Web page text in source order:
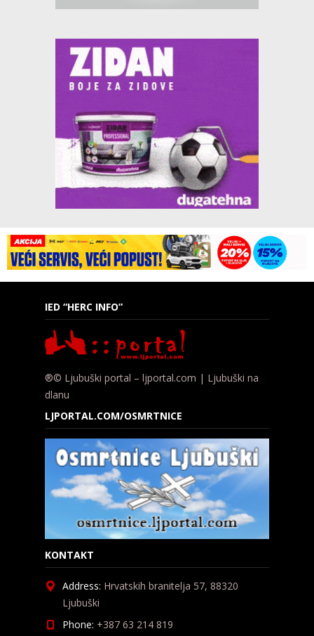
IED “HERC INFO”
®© Ljubuški portal – ljportal.com | Ljubuški na
dlanu
LJPORTAL.COM/OSMRTNICE
KONTAKT
Address: Hrvatskih branitelja 57, 88320
Ljubuški
Phone: +387 63 214 819